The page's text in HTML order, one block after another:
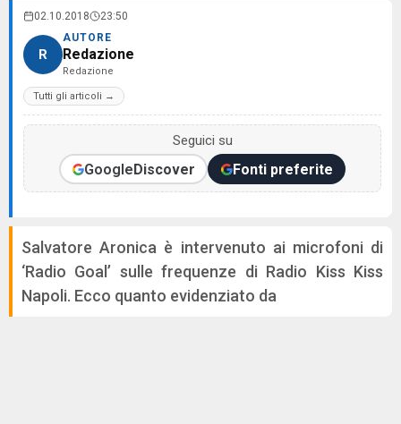
02.10.2018 23:50
R
AUTORE
Redazione
Redazione
Tutti gli articoli →
Seguici su
GoogleDiscover Fonti preferite
Salvatore Aronica è intervenuto ai microfoni di
‘Radio Goal’ sulle frequenze di Radio Kiss Kiss
Napoli. Ecco quanto evidenziato da